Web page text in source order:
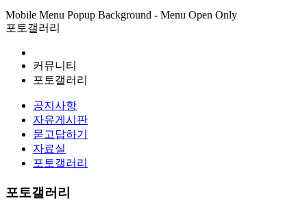
Mobile Menu Popup Background - Menu Open Only
포토갤러리
커뮤니티
포토갤러리
공지사항
자유게시판
묻고답하기
자료실
포토갤러리
포토갤러리